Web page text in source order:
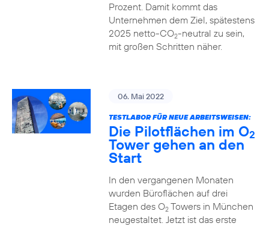
Prozent. Damit kommt das
Unternehmen dem Ziel, spätestens
2025 netto-CO2-neutral zu sein,
mit großen Schritten näher.
06. Mai 2022
TESTLABOR FÜR NEUE ARBEITSWEISEN:
Die Pilotflächen im O2
Tower gehen an den
Start
In den vergangenen Monaten
wurden Büroflächen auf drei
Etagen des O2Towers in München
neugestaltet. Jetzt ist das erste